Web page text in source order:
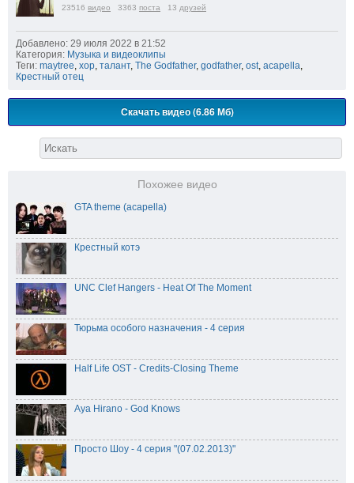
23516 видео 3363 поста 13 друзей
Добавлено: 29 июля 2022 в 21:52
Категория: Музыка и видеоклипы
Теги: maytree, хор, талант, The Godfather, godfather, ost, acapella,
Крестный отец
Скачать видео (6.86 Мб)
Похожее видео
GTA theme (acapella)
Крестный котэ
UNC Clef Hangers - Heat Of The Moment
Тюрьма особого назначения - 4 серия
Half Life OST - Credits-Closing Theme
Aya Hirano - God Knows
Просто Шоу - 4 серия "(07.02.2013)"